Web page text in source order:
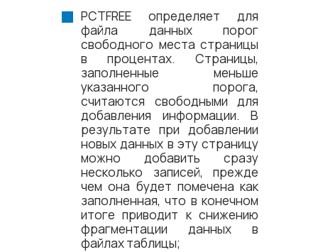
PCTFREE определяет для
файла данных порог
свободного места страницы
в процентах. Страницы,
заполненные меньше
указанного порога,
считаются свободными для
добавления информации. В
результате при добавлении
новых данных в эту страницу
можно добавить сразу
несколько записей, прежде
чем она будет помечена как
заполненная, что в конечном
итоге приводит к снижению
фрагментации данных в
файлах таблицы;